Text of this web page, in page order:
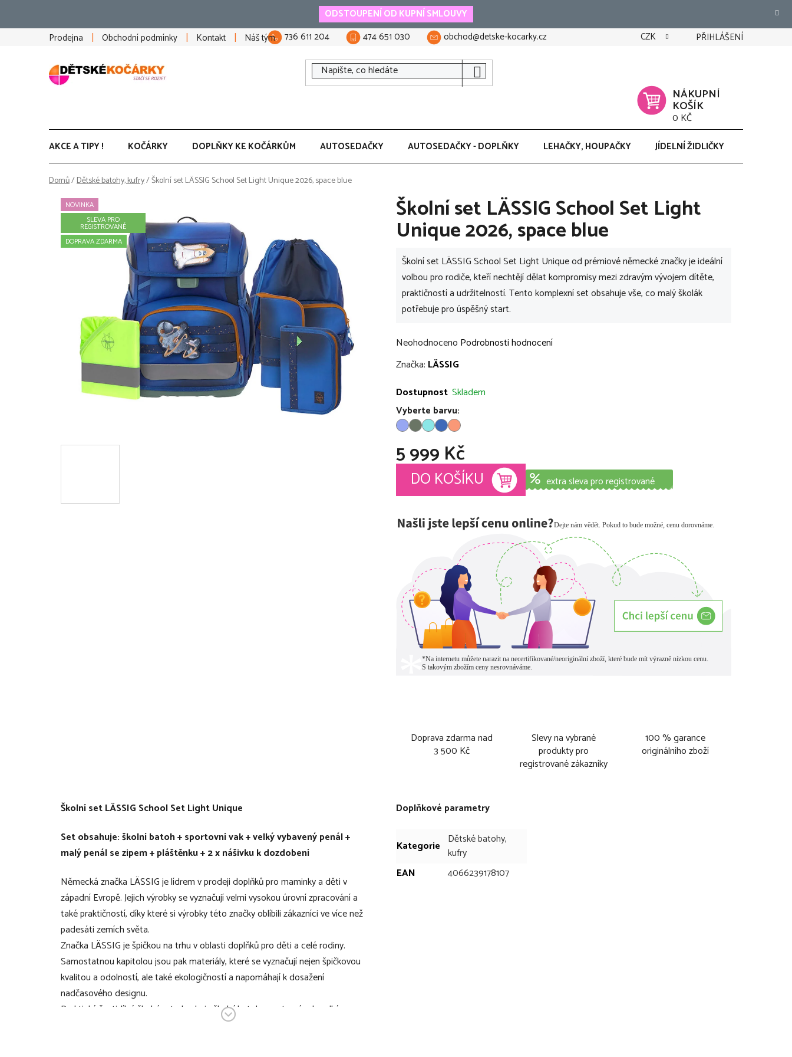
obsah
ODSTOUPENÍ OD KUPNÍ SMLOUVY
Prodejna
Obchodní podmínky Kontakt Náš tým 736 611 204 474 651 030 obchod@detske-kocarky.cz CZK PŘIHLÁŠENÍ
NÁKUPNÍ
KOŠÍK
0 KČ
AKCE A TIPY ! KOČÁRKY DOPLŇKY KE KOČÁRKŮM AUTOSEDAČKY AUTOSEDAČKY - DOPLŇKY LEHAČKY, HOUPAČKY JÍDELNÍ ŽIDLIČKY
Domů/Dětské batohy, kufry/Školní set LÄSSIG School Set Light Unique 2026, space blue
Školní set LÄSSIG School Set Light
Unique 2026, space blue
Školní set LÄSSIG School Set Light Unique od prémiové německé značky je ideální
volbou pro rodiče, kteří nechtějí dělat kompromisy mezi zdravým vývojem dítěte,
praktičností a udržitelností. Tento komplexní set obsahuje vše, co malý školák
potřebuje pro úspěšný start.
Průměrné
hodnocení
je
0,0
z
hvězdiček.
Neohodnoceno Podrobnosti hodnocení
Značka: LÄSSIG
Dostupnost Skladem
Vyberte barvu:
5 999 Kč
Měrná cena:
DO KOŠÍKU extra sleva pro registrované
Doprava zdarma nad
3 500 Kč
Slevy na vybrané
produkty pro
registrované zákazníky
100 % garance
originálního zboží
NOVINKA
SLEVA PRO
REGISTROVANÉ
DOPRAVA ZDARMA
Školní set LÄSSIG School Set Light Unique
Set obsahuje: školní batoh + sportovní vak + velký vybavený penál +
malý penál se zipem + pláštěnku + 2 x nášivku k dozdobení
Německá značka LÄSSIG je lídrem v prodeji doplňků pro maminky a děti v
západní Evropě. Jejich výrobky se vyznačují velmi vysokou úrovní zpracování a
také praktičností, díky které si výrobky této značky oblíbili zákazníci ve více než
padesáti zemích světa.
Značka LÄSSIG je špičkou na trhu v oblasti doplňků pro děti a celé rodiny.
Samostatnou kapitolou jsou pak materiály, které se vyznačují nejen špičkovou
kvalitou a odolností, ale také ekologičností a napomáhají k dosažení
nadčasového designu.
Praktický šestidílný školní set obsahuje školní batoh, sportovní vak, velký
vybavený penál, malý penál se zipem, pláštěnku a sadu skládající se ze 2 nášivek
Doplňkové parametry
Kategorie Dětské batohy,
kufry
EAN
4066239178107